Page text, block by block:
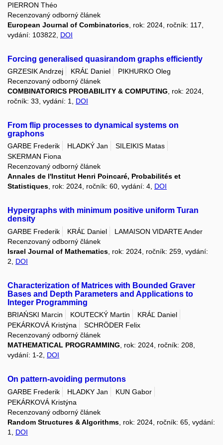
PIERRON Théo
Recenzovaný odborný článek
European Journal of Combinatorics , rok: 2024, ročník: 117,
vydání: 103822, DOI
Forcing generalised quasirandom graphs efficiently
GRZESIK Andrzej KRÁĽ Daniel
PIKHURKO Oleg
Recenzovaný odborný článek
COMBINATORICS PROBABILITY & COMPUTING , rok: 2024,
ročník: 33, vydání: 1, DOI
From flip processes to dynamical systems on
graphons
GARBE Frederik HLADKÝ Jan
SILEIKIS Matas
SKERMAN Fiona
Recenzovaný odborný článek
Annales de l'Institut Henri Poincaré, Probabilités et
Statistiques, rok: 2024, ročník: 60, vydání: 4, DOI
Hypergraphs with minimum positive uniform Turan
density
GARBE Frederik KRÁĽ Daniel
LAMAISON VIDARTE Ander
Recenzovaný odborný článek
Israel Journal of Mathematics , rok: 2024, ročník: 259, vydání:
2, DOI
Characterization of Matrices with Bounded Graver
Bases and Depth Parameters and Applications to
Integer Programming
BRIAŃSKI Marcin KOUTECKÝ Martin
KRÁĽ Daniel
PEKÁRKOVÁ Kristýna
SCHRÖDER Felix
Recenzovaný odborný článek
MATHEMATICAL PROGRAMMING, rok: 2024, ročník: 208,
vydání: 1-2, DOI
On pattern-avoiding permutons
GARBE Frederik HLADKY Jan
KUN Gabor
PEKÁRKOVÁ Kristýna
Recenzovaný odborný článek
Random Structures & Algorithms , rok: 2024, ročník: 65, vydání:
1, DOI